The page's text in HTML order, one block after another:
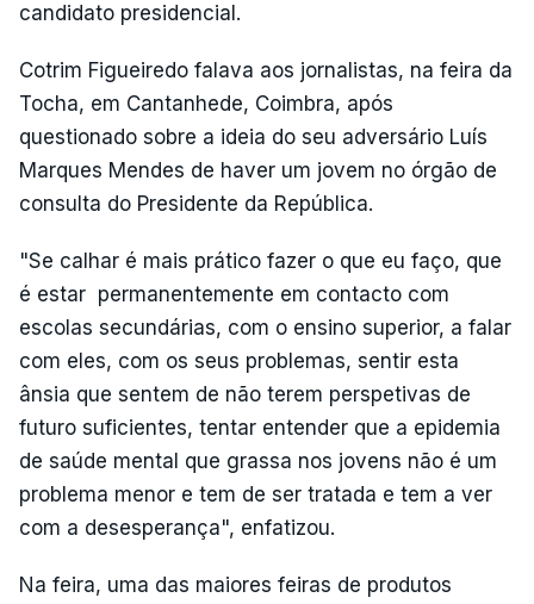
candidato presidencial.
Cotrim Figueiredo falava aos jornalistas, na feira da
Tocha, em Cantanhede, Coimbra, após
questionado sobre a ideia do seu adversário Luís
Marques Mendes de haver um jovem no órgão de
consulta do Presidente da República.
"Se calhar é mais prático fazer o que eu faço, que
é estar permanentemente em contacto com
escolas secundárias, com o ensino superior, a falar
com eles, com os seus problemas, sentir esta
ânsia que sentem de não terem perspetivas de
futuro suficientes, tentar entender que a epidemia
de saúde mental que grassa nos jovens não é um
problema menor e tem de ser tratada e tem a ver
com a desesperança", enfatizou.
Na feira, uma das maiores feiras de produtos